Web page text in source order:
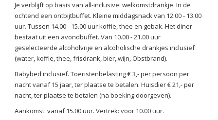
Je verblijft op basis van all-inclusive: welkomstdrankje. In de
ochtend een ontbijtbuffet. Kleine middagsnack van 12.00 - 13.00
uur. Tussen 14.00 - 15.00 uur koffie, thee en gebak. Het diner
bestaat uit een avondbuffet. Van 10.00 - 21.00 uur
geselecteerde alcoholvrije en alcoholische drankjes inclusief
(water, koffie, thee, frisdrank, bier, wijn, Obstbrand).
Babybed inclusief. Toeristenbelasting € 3,- per persoon per
nacht vanaf 15 jaar, ter plaatse te betalen. Huisdier € 21,- per
nacht, ter plaatse te betalen (na boeking doorgeven).
Aankomst: vanaf 15.00 uur. Vertrek: voor 10.00 uur.